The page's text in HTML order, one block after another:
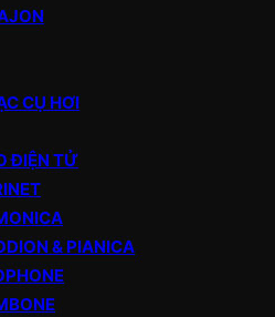
CỤ HƠI
ĐIỆN TỬ
& PIANICA